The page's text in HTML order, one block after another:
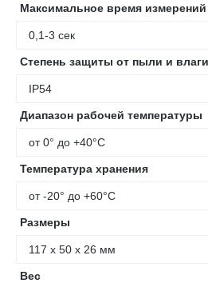
Максимальное время измерений
0,1-3 сек
Степень защиты от пыли и влаги
IP54
Диапазон рабочей температуры
от 0° до +40°С
Температура хранения
от -20° до +60°С
Размеры
117 x 50 x 26 мм
Вес